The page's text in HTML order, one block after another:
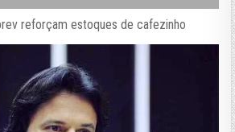
reforçam estoques de cafezinho